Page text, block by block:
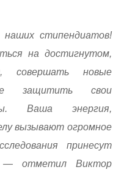
стипендиатов!
на достигнутом,
совершать новые
защитить свои
Ваша энергия,
вызывают огромное
принесут
— отметил Виктор